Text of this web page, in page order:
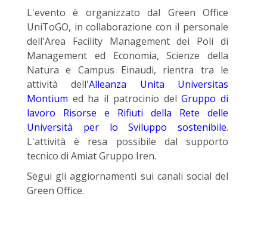
L'evento è organizzato dal Green Office
UniToGO, in collaborazione con il personale
dell'Area Facility Management dei Poli di
Management ed Economia, Scienze della
Natura e Campus Einaudi, rientra tra le
attività dell'Alleanza Unita Universitas
Montium ed ha il patrocinio delGruppo di
lavoro Risorse e Rifiuti della Rete delle
Università per lo Sviluppo sostenibile.
L'attività è resa possibile dal supporto
tecnico di Amiat Gruppo Iren.
Segui gli aggiornamenti sui canali social del
Green Office.